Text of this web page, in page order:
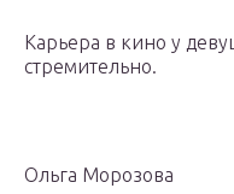
Карьера в кино у
стремительно.
Ольга Морозова